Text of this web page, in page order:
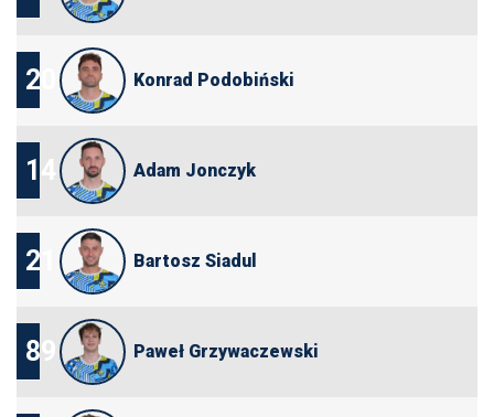
20 Konrad Podobiński
14 Adam Jonczyk
21 Bartosz Siadul
89 Paweł Grzywaczewski